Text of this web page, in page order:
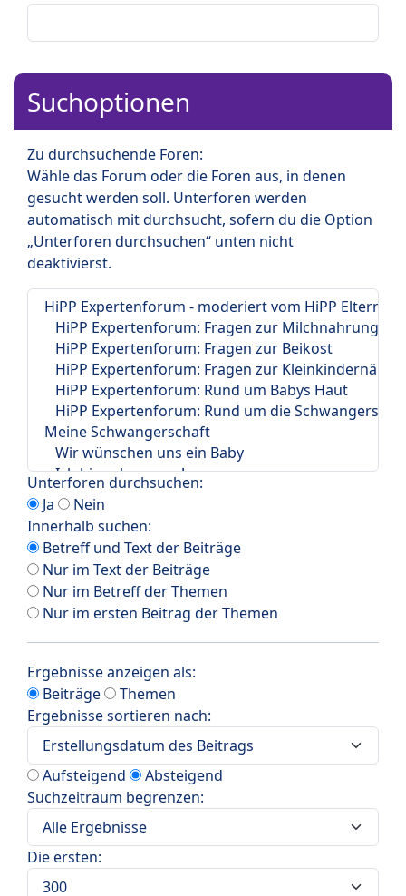
Suchoptionen
Zu durchsuchende Foren:
Wähle das Forum oder die Foren aus, in denen
gesucht werden soll. Unterforen werden
automatisch mit durchsucht, sofern du die Option
„Unterforen durchsuchen“ unten nicht
deaktivierst.
Unterforen durchsuchen:
Ja
Nein
Innerhalb suchen:
Betreff und Text der Beiträge
Nur im Text der Beiträge
Nur im Betreff der Themen
Nur im ersten Beitrag der Themen
Ergebnisse anzeigen als:
Beiträge
Themen
Ergebnisse sortieren nach:
Aufsteigend
Absteigend
Suchzeitraum begrenzen:
Die ersten: